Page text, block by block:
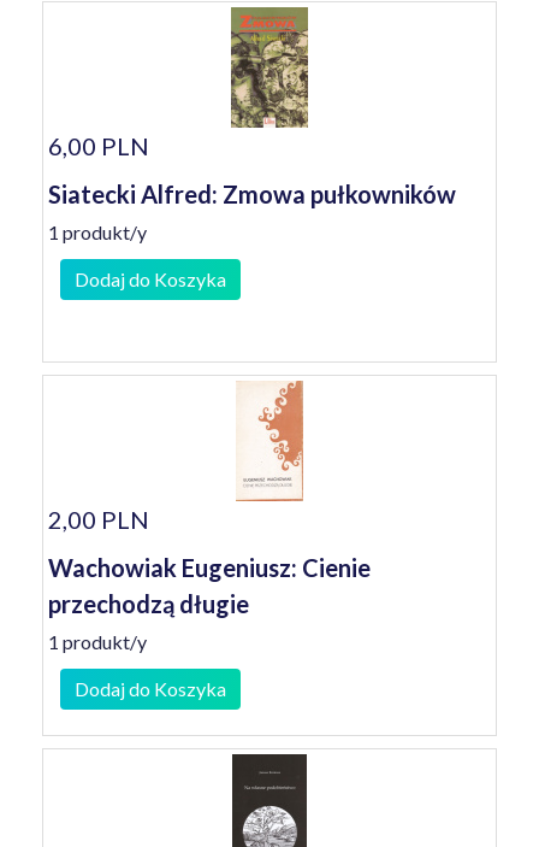
6,00 PLN
Siatecki Alfred: Zmowa pułkowników
1 produkt/y
Dodaj do Koszyka
2,00 PLN
Wachowiak Eugeniusz: Cienie
przechodzą długie
1 produkt/y
Dodaj do Koszyka